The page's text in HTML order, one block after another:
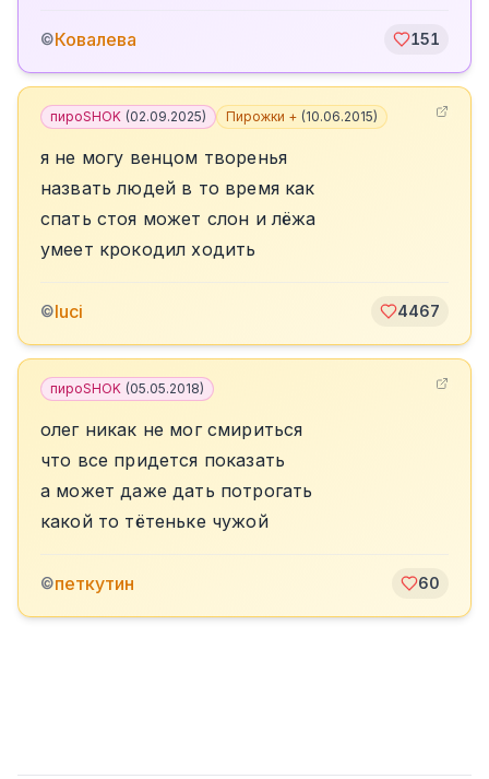
©Ковалева 151
пироSHOK (02.09.2025) Пирожки + (10.06.2015)
я не могу венцом творенья
назвать людей в то время как
спать стоя может слон и лёжа
умеет крокодил ходить
©luci 4467
пироSHOK (05.05.2018)
олег никак не мог смириться
что все придется показать
а может даже дать потрогать
какой то тётеньке чужой
©петкутин 60